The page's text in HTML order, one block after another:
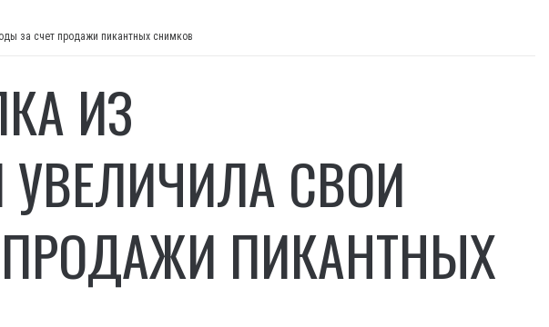
за счет продажи пикантных снимков
ИЗ
СВОИ
ПИКАНТНЫХ